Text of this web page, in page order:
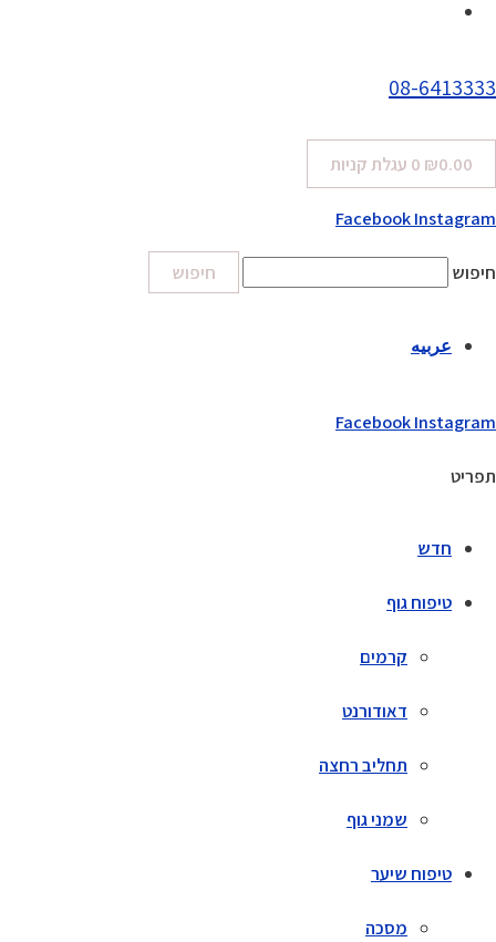
08-6413333
₪0.00
0 עגלת קניות
FacebookInstagram
חיפוש חיפוש
عربيه
FacebookInstagram
תפריט
חדש
טיפוח גוף
קרמים
דאודורנט
תחליב רחצה
שמני גוף
טיפוח שיער
מסכה